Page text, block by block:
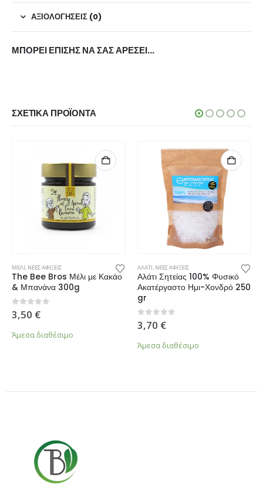
ΑΞΙΟΛΟΓΉΣΕΙΣ (0)
ΜΠΟΡΕΊ ΕΠΊΣΗΣ ΝΑ ΣΑΣ ΑΡΈΣΕΙ…
ΣΧΕΤΙΚΆ ΠΡΟΪΌΝΤΑ
ΜΕΛΙ, ΝΕΕΣ ΑΦΙΞΕΙΣ
The Bee Bros Μέλι με Κακάο
& Μπανάνα 300g
0 από 5
3,50 €
Άμεσα διαθέσιμο
ΑΛΑΤΙ, ΝΕΕΣ ΑΦΙΞΕΙΣ
Αλάτι Σητείας 100% Φυσικό
Ακατέργαστο Ημι-Χονδρό 250
gr
0 από 5
3,70 €
Άμεσα διαθέσιμο